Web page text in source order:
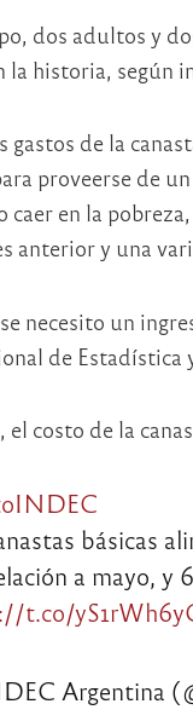
dos adultos y
la historia, según
gastos de la
proveerse de
caer en la
anterior y una
necesito un
de Estadística
el costo de la
básicas
a mayo, y
t.co/
Argentina